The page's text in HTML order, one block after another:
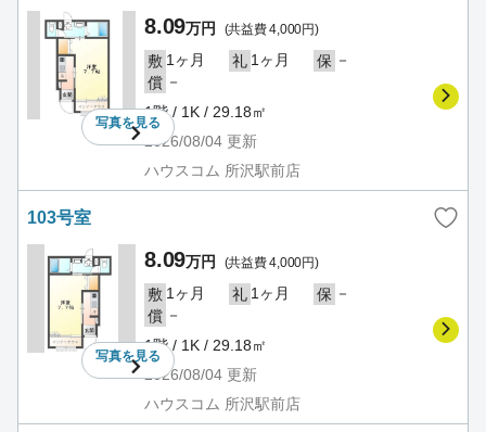
写真を見る
8.09万円 (共益費 4,000円)
敷 1ヶ月 礼 1ヶ月 保 －
償 －
1階 / 1K / 29.18㎡
2026/08/04 更新
ハウスコム 所沢駅前店
103号室
写真を見る
8.09万円 (共益費 4,000円)
敷 1ヶ月 礼 1ヶ月 保 －
償 －
1階 / 1K / 29.18㎡
2026/08/04 更新
ハウスコム 所沢駅前店